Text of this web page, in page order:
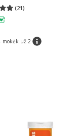
(21)
įvertinimas 4.71
mokėk už 2patarimas